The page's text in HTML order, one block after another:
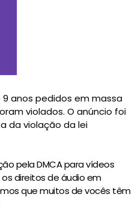
9 anos pedidos em massa
violados. O anúncio foi
da violação da lei
pela DMCA para vídeos
os direitos de áudio em
que muitos de vocês têm